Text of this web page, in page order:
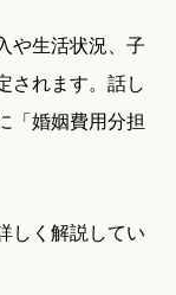
や生活状況、子
されます。話し
「婚姻費用分担
しく解説してい